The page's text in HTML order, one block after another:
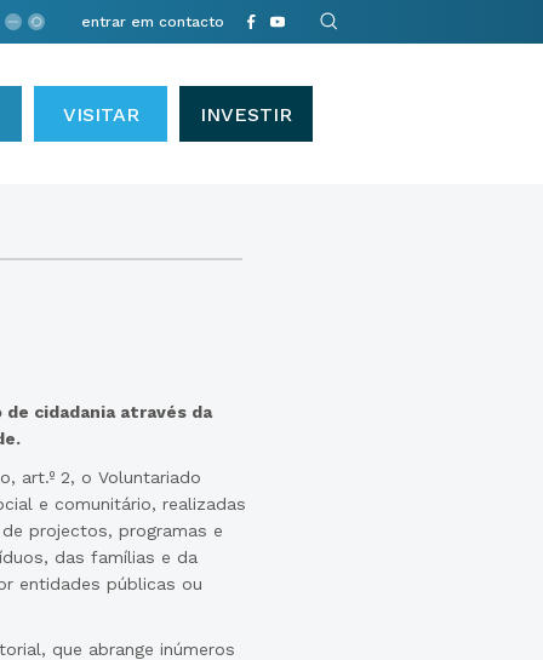
entrar em contacto
VISITAR INVESTIR
cidadania através da
art.º 2, o Voluntariado
e comunitário, realizadas
projectos, programas e
das famílias e da
entidades públicas ou
que abrange inúmeros